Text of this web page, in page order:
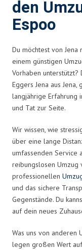
den
Espoo
Du möchtest von Jena
einem günstigen
Vorhaben unterstützt?
Eggers Jena aus
langjährige Erfahrung
und Tat zur Seite.
Wir wissen, wie
über eine lange
umfassenden Service
reibungslosen Umzug
professionellen
und das sichere
Gegenstände. Du
auf dein neues
Was uns von anderen
legen großen Wert